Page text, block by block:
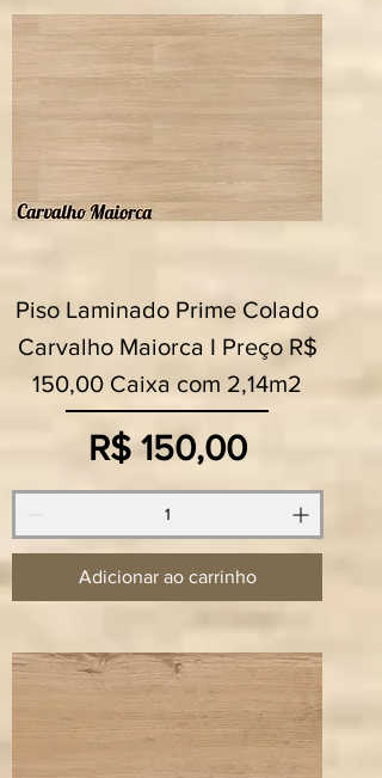
Piso Laminado Prime Colado
Carvalho Maiorca I Preço R$
150,00 Caixa com 2,14m2
Preço
R$ 150,00
Adicionar ao carrinho